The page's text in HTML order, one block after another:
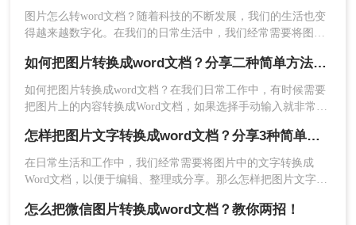
么转换成word文档方法。
图片怎么转word文档？随着科技的不断发展，我们的生活也变
得越来越数字化。在我们的日常生活中，我们经常需要将图片
如何把图片转换成word文档？分享二种简单方法，1秒搞定！
如何把图片转换成word文档？在我们日常工作中，有时候需要
把图片上的内容转换成Word文档，如果选择手动输入就非常耗
片文字转Word，今天就来分享二种简单方法~
怎样把图片文字转换成word文档？分享3种简单方法，1秒搞定！
在日常生活和工作中，我们经常需要将图片中的文字转换成
Word文档，以便于编辑、整理或分享。那么怎样把图片文字转
松实现图片文字到Word文档的转换。
怎么把微信图片转换成word文档？教你两招！